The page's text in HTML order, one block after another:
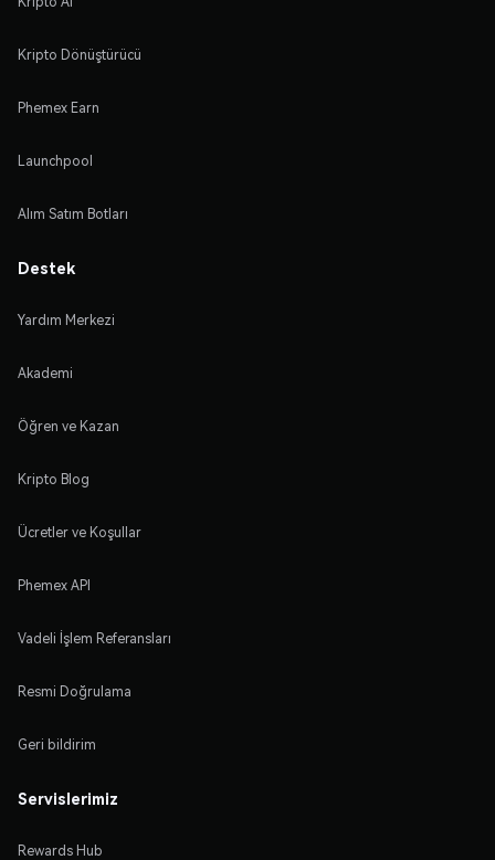
Kripto Dönüştürücü
Phemex Earn
Launchpool
Alım Satım Botları
Destek
Yardım Merkezi
Akademi
Öğren ve Kazan
Kripto Blog
Ücretler ve Koşullar
Phemex API
Vadeli İşlem Referansları
Resmi Doğrulama
Geri bildirim
Servislerimiz
Rewards Hub